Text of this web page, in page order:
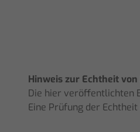
Hinweis zur Echtheit
Die hier veröffentlichten
Eine Prüfung der